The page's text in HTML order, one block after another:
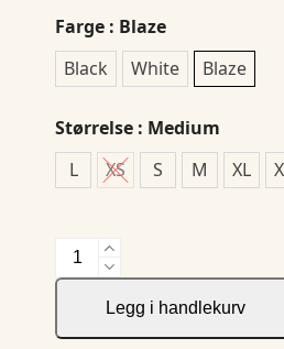
Farge : Blaze
Black
White Blaze
Størrelse : Medium
L
XS S M XL
Adv
Essence
Tee
Legg i handlekurv